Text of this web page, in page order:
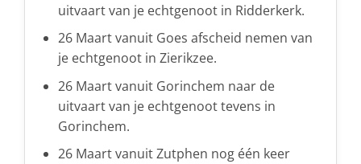
uitvaart van je echtgenoot in Ridderkerk.
26 Maart vanuit Goes afscheid nemen van
je echtgenoot in Zierikzee.
26 Maart vanuit Gorinchem naar de
uitvaart van je echtgenoot tevens in
Gorinchem.
26 Maart vanuit Zutphen nog één keer